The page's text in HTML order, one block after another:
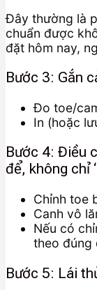
Đây thường là
chuẩn được
đặt hôm nay,
Bước 3: Gắn
Đo toe/
In (hoặc
Bước 4: Điều
để, không chỉ
Chỉnh toe
Canh vô
Nếu có
theo đúng
Bước 5: Lái